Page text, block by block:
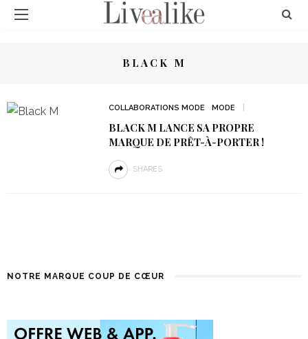
BLACK M
COLLABORATIONS MODE MODE
BLACK M LANCE SA PROPRE
MARQUE DE PRÊT-À-PORTER !
SHARES
NOTRE MARQUE COUP DE CŒUR